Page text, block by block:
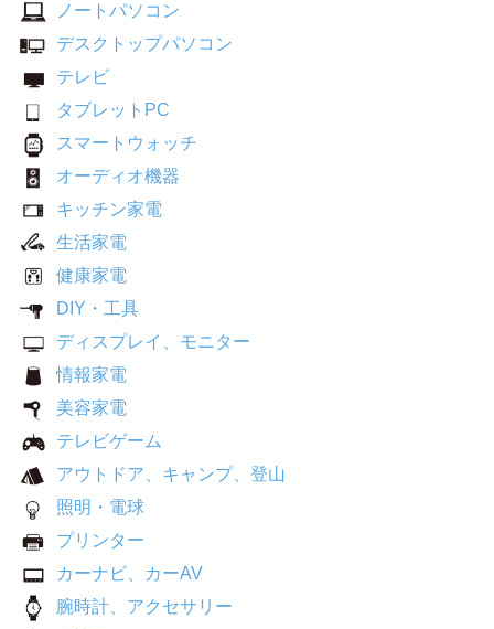
ノートパソコン
デスクトップパソコン
テレビ
タブレットPC
スマートウォッチ
オーディオ機器
キッチン家電
生活家電
健康家電
DIY・工具
ディスプレイ、モニター
情報家電
美容家電
テレビゲーム
アウトドア、キャンプ、登山
照明・電球
プリンター
カーナビ、カーAV
腕時計、アクセサリー